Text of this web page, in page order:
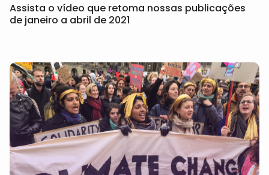
Assista o vídeo que retoma nossas publicações
de janeiro a abril de 2021